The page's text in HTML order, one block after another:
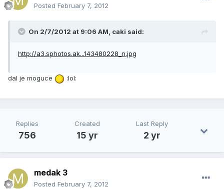
Posted February 7, 2012
On 2/7/2012 at 9:06 AM, caki said:
http://a3.sphotos.ak...143480228_n.jpg
dal je moguce :lol:
Replies
756
Created
15 yr
Last Reply
2 yr
medak 3
Posted February 7, 2012